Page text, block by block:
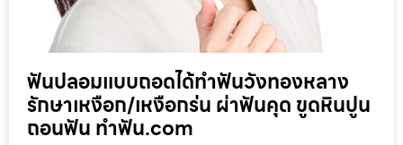
ฟันปลอมแบบถอดได้ทำฟันวังทองหลาง
รักษาเหงือก/เหงือกร่น ผ่าฟันคุด ขูดหินปูน
ถอนฟัน ทำฟัน.com